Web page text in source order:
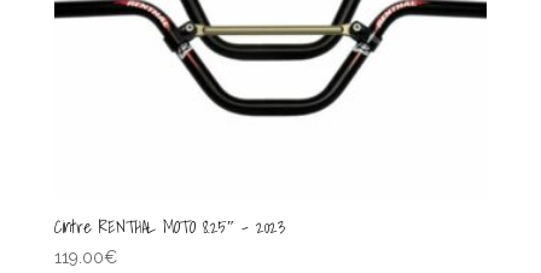
Cintre RENTHAL MOTO 8.25″ – 2023
119.00€